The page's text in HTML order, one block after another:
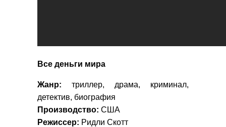
Все деньги мира
Жанр: триллер, драма, криминал,
детектив, биография
Производство: США
Режиссер: Ридли Скотт